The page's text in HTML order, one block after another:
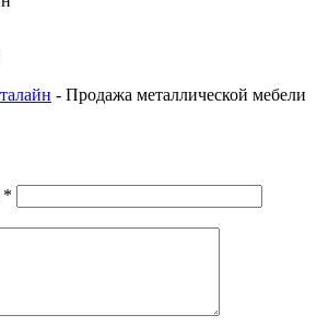
- Продажа металлической мебели
*